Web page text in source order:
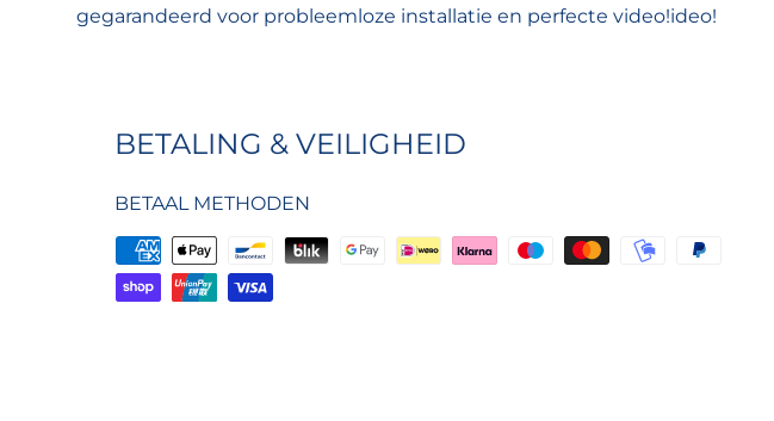
gegarandeerd voor probleemloze installatie en perfecte video!ideo!
BETALING & VEILIGHEID
BETAAL METHODEN